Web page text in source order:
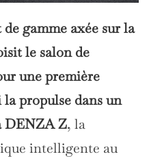
gamme axée sur la
le salon de
une première
propulse dans un
DENZA Z, la
intelligente au